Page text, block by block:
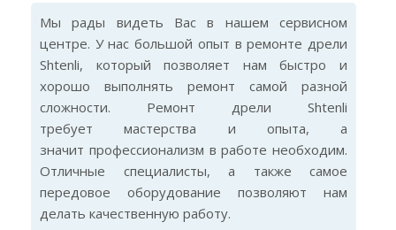
Мы рады видеть Вас в нашем сервисном
центре. У нас большой опыт в ремонте дрели
Shtenli, который позволяет нам быстро и
хорошо выполнять ремонт самой разной
сложности. Ремонт дрели Shtenli
требует мастерства и опыта, а
значит профессионализм в работе необходим.
Отличные специалисты, а также самое
передовое оборудование позволяют нам
делать качественную работу.